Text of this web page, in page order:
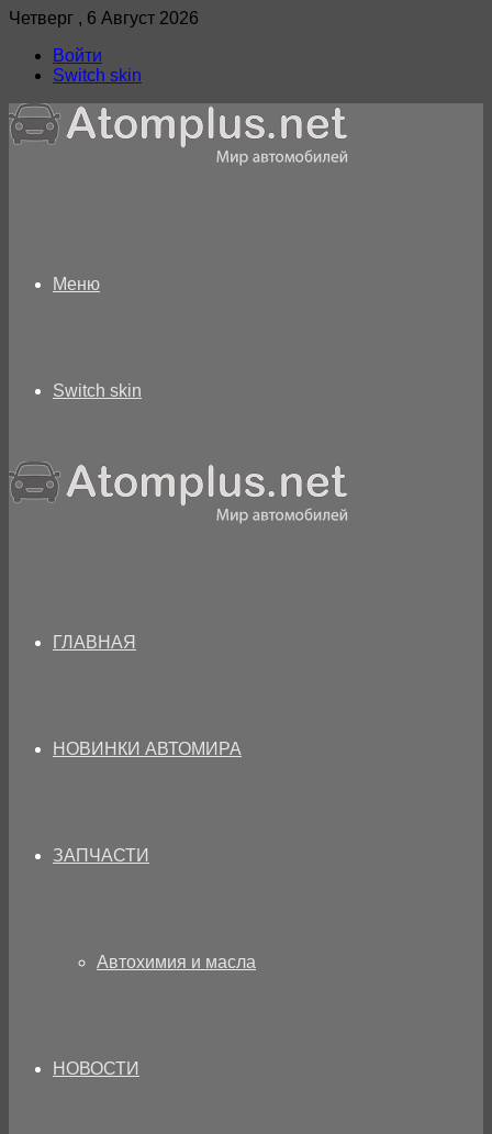
Четверг , 6 Август 2026
Войти
Switch skin
Меню
Switch skin
ГЛАВНАЯ
НОВИНКИ АВТОМИРА
ЗАПЧАСТИ
Автохимия и масла
НОВОСТИ